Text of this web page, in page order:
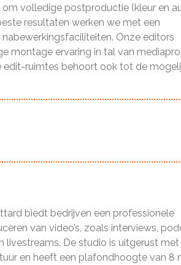
om volledige postproductie (kleur en
resultaten werken we met een
Onze editors
montage ervaring in tal van
edit-ruimtes behoort ook tot de
biedt bedrijven een professionele
van video’s, zoals interviews,
livestreams. De studio is uitgerust
en heeft een plafondhoogte van 8